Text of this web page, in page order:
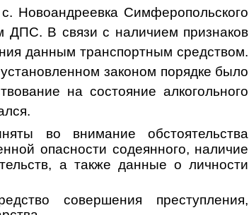
Новоандреевка Симферопольского
ДПС. В связи с наличием признаков
данным транспортным средством.
законом порядке было
на состояние алкогольного
во внимание обстоятельства
опасности содеянного, наличие
а также данные о личности
совершения преступления,